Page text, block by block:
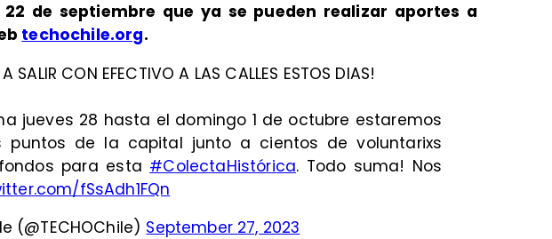
22 de septiembre que ya se pueden realizar aportes a
techochile.org.
SALIR CON EFECTIVO A LAS CALLES ESTOS DIAS!
jueves 28 hasta el domingo 1 de octubre estaremos
puntos de la capital junto a cientos de voluntarixs
para esta #ColectaHistórica. Todo suma! Nos
fSsAdh1FQn
(@TECHOChile) September 27, 2023